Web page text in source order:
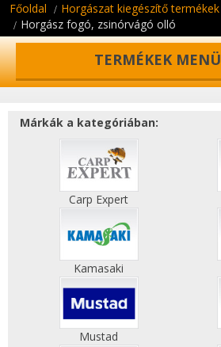
Főoldal
Horgászat kiegészítő termékek
Horgász fogó, zsinórvágó olló
TERMÉKEK MENÜ
Márkák a kategóriában:
Carp Expert
Kamasaki
Mustad